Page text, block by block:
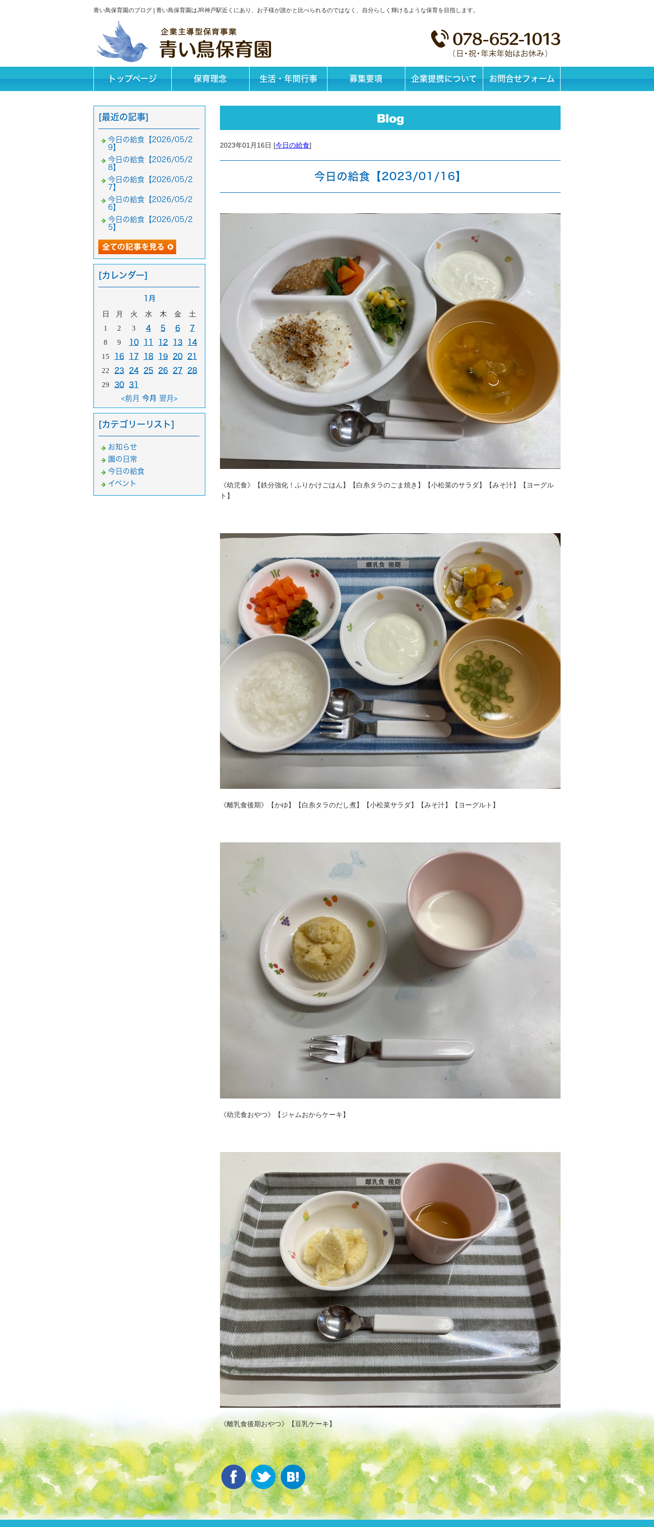
青い鳥保育園のブログ | 青い鳥保育園はJR神戸駅近くにあり、お子様が誰かと比べられるのではなく、自分らしく輝けるような保育を目指します。
トップページ 保育理念 生活・年間行事 募集要項 企業提携について お問合せフォーム
2023年01月16日 [今日の給食]
今日の給食【2023/01/16】
《幼児食》【鉄分強化！ふりかけごはん】【白糸タラのごま焼き】【小松菜のサラダ】【みそ汁】【ヨーグル
ト】
《離乳食後期》【かゆ】【白糸タラのだし煮】【小松菜サラダ】【みそ汁】【ヨーグルト】
《幼児食おやつ》【ジャムおからケーキ】
《離乳食後期おやつ》【豆乳ケーキ】
[最近の記事]
今日の給食【2026/05/2
9】
今日の給食【2026/05/2
8】
今日の給食【2026/05/2
7】
今日の給食【2026/05/2
6】
今日の給食【2026/05/2
5】
[カレンダー]
1月
日 月 火 水 木 金
土
1
2 3 4 5 6 7
8 9 10 11 12 13 14
15 16 17 18 19 20 21
22 23 24 25 26 27 28
29 30
31
<前月 今月 翌月>
[カテゴリーリスト]
お知らせ
園の日常
今日の給食
イベント